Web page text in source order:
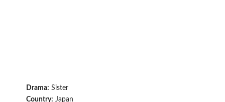
Drama: Sister
Country: Japan